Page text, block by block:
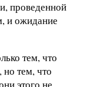
проведенной
и ожидание
тем, что
тем, что
этого не